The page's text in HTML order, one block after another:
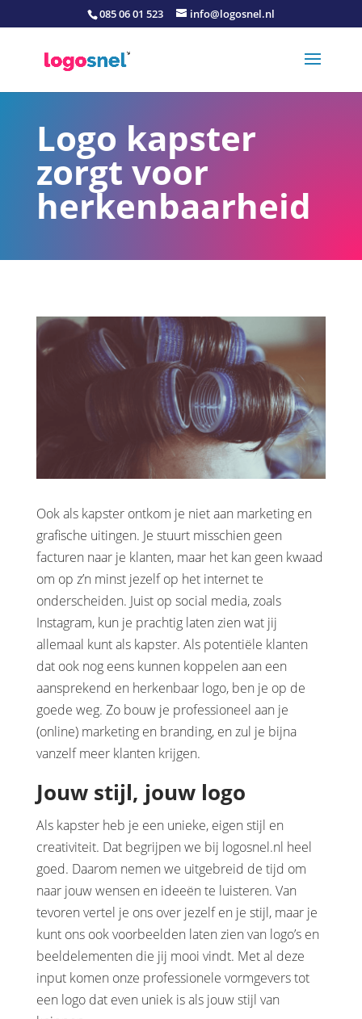
085 06 01 523 info@logosnel.nl
Logo kapster
zorgt voor
herkenbaarheid
Ook als kapster ontkom je niet aan marketing en
grafische uitingen. Je stuurt misschien geen
facturen naar je klanten, maar het kan geen kwaad
om op z’n minst jezelf op het internet te
onderscheiden. Juist op social media, zoals
Instagram, kun je prachtig laten zien wat jij
allemaal kunt als kapster. Als potentiële klanten
dat ook nog eens kunnen koppelen aan een
aansprekend en herkenbaar logo, ben je op de
goede weg. Zo bouw je professioneel aan je
(online) marketing en branding, en zul je bijna
vanzelf meer klanten krijgen.
Jouw stijl, jouw logo
Als kapster heb je een unieke, eigen stijl en
creativiteit. Dat begrijpen we bij logosnel.nl heel
goed. Daarom nemen we uitgebreid de tijd om
naar jouw wensen en ideeën te luisteren. Van
tevoren vertel je ons over jezelf en je stijl, maar je
kunt ons ook voorbeelden laten zien van logo’s en
beeldelementen die jij mooi vindt. Met al deze
input komen onze professionele vormgevers tot
een logo dat even uniek is als jouw stijl van